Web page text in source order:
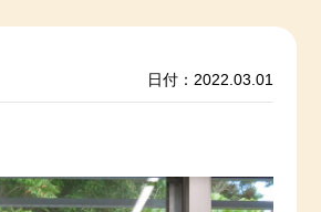
日付：2022.03.01